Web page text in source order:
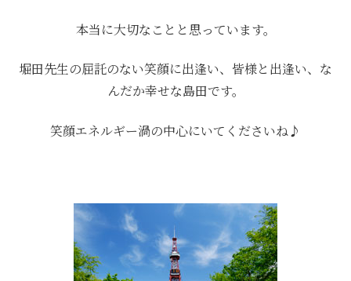
本当に大切なことと思っています。
堀田先生の屈託のない笑顔に出逢い、皆様と出逢い、な
んだか幸せな島田です。
笑顔エネルギー渦の中心にいてくださいね♪